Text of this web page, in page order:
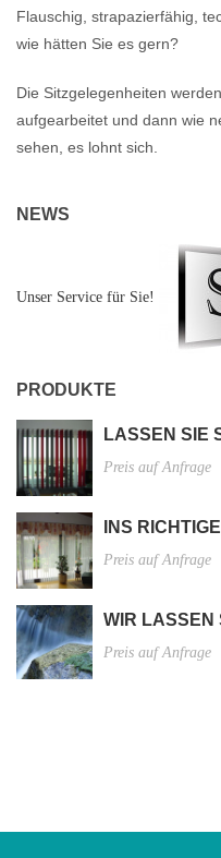
Flauschig, strapazierfähig,
wie hätten Sie es gern?
Die Sitzgelegenheiten
aufgearbeitet und dann wie
sehen, es lohnt sich.
NEWS
Unser Service für Sie!
PRODUKTE
LASSEN SIE
Preis auf Anfrage
INS
Preis auf Anfrage
WIR LASSEN
Preis auf Anfrage